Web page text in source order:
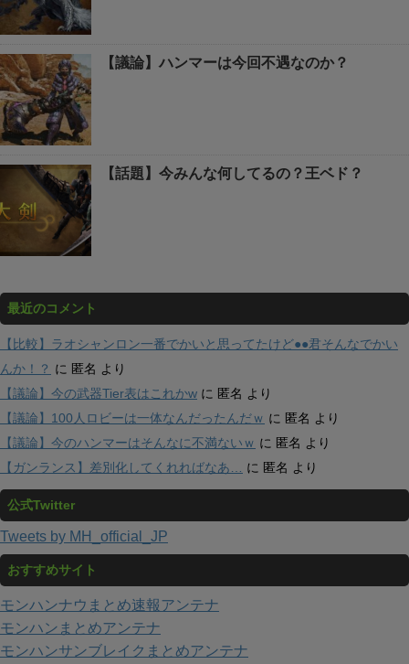
【議論】ハンマーは今回不遇なのか？
【話題】今みんな何してるの？王ベド？
最近のコメント
【比較】ラオシャンロン一番でかいと思ってたけど●●君そんなでかい
んか！？ に 匿名 より
【議論】今の武器Tier表はこれかw に 匿名 より
【議論】100人ロビーは一体なんだったんだｗ に 匿名 より
【議論】今のハンマーはそんなに不満ないｗ に 匿名 より
【ガンランス】差別化してくれればなあ…
に 匿名 より
公式Twitter
Tweets by MH_official_JP
おすすめサイト
モンハンナウまとめ速報アンテナ
モンハンまとめアンテナ
モンハンサンブレイクまとめアンテナ